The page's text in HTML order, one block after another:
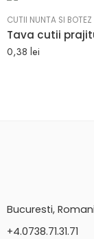
CUTII NUNTA SI BOTEZ
0,38 lei
Bucuresti,
+4.0738.71.31.71